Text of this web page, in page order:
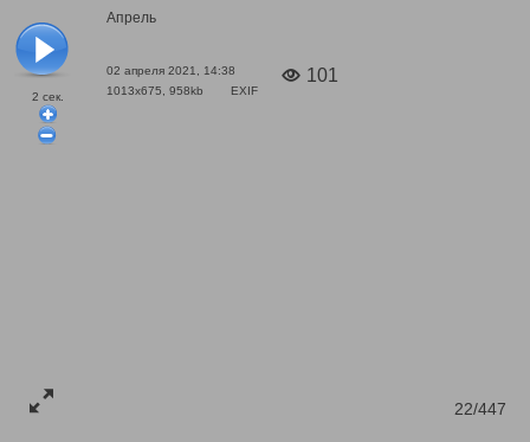
2 сек.
Апрель
02 апреля 2021, 14:38
1013x675, 958kb
EXIF
101
22/447